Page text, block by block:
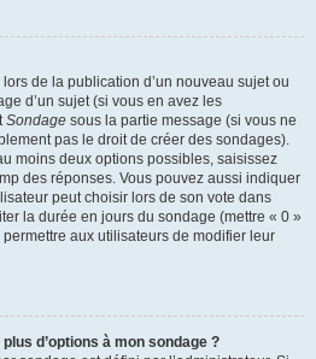
lors de la publication d’un nouveau sujet ou
d’un sujet (si vous en avez les
Sondage sous la partie message (si vous ne
pas le droit de créer des sondages).
moins deux options possibles, saisissez
des réponses. Vous pouvez aussi indiquer
peut choisir lors de son vote dans
la durée en jours du sondage (mettre « 0 »
aux utilisateurs de modifier leur
d’options à mon sondage ?